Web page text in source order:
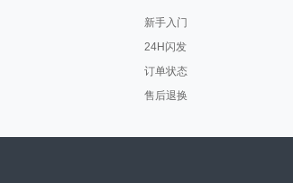
新手入门
24H闪发
订单状态
售后退换